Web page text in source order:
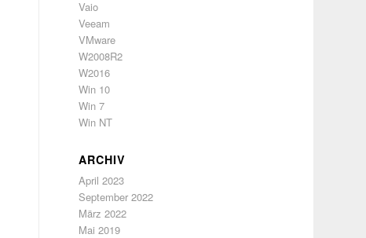
Vaio
Veeam
VMware
W2008R2
W2016
Win 10
Win 7
Win NT
ARCHIV
April 2023
September 2022
März 2022
Mai 2019